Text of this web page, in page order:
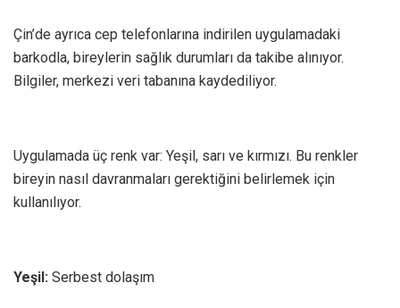
Çin’de ayrıca cep telefonlarına indirilen uygulamadaki
barkodla, bireylerin sağlık durumları da takibe alınıyor.
Bilgiler, merkezi veri tabanına kaydediliyor.
Uygulamada üç renk var: Yeşil, sarı ve kırmızı. Bu renkler
bireyin nasıl davranmaları gerektiğini belirlemek için
kullanılıyor.
Yeşil: Serbest dolaşım